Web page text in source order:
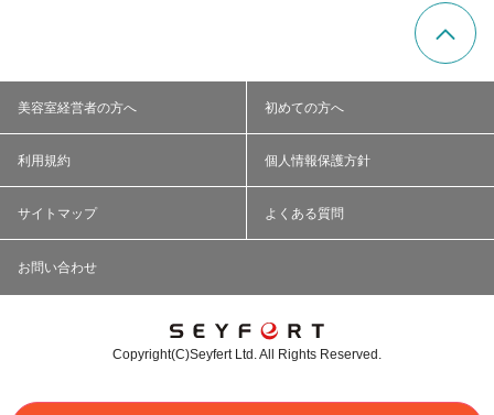
美容室経営者の方へ 初めての方へ
利用規約 個人情報保護方針
サイトマップ よくある質問
お問い合わせ
Copyright(C)Seyfert Ltd. All Rights Reserved.